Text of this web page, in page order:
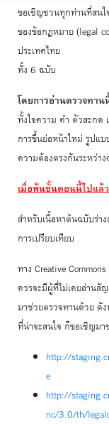
ขอเชิญชวนทุกท่านที่สน
ของข้อกฎหมาย (legal
ประเทศไทย
ทั้ง 6 ฉบับ
โดยการอ่านตรวจทา
ทั้งใจความ คำ ตัวสะกด
การขึ้นย่อหน้าใหม่ รูปแบ
ความต้องตรงกันระหว่
เมื่อพ้นขั้นตอนนี้ไปแล้
สำหรับเนื้อหาต้นฉบับร่า
การเปรียบเทียบ
ทาง Creative
ควรจะมีผู้ที่ไม่เคยอ่านสั
มาช่วยตรวจทานด้วย ดั
ที่น่าจะสนใจ ก็ขอเชิญม
http://
e
http://
nc/3.0/th/